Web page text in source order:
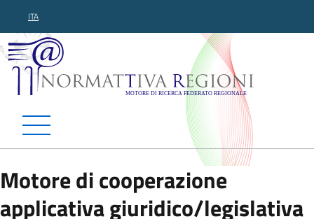
ITA
Normattiva Regioni -
Motore di cooperazione
applicativa giuridico/legislativa